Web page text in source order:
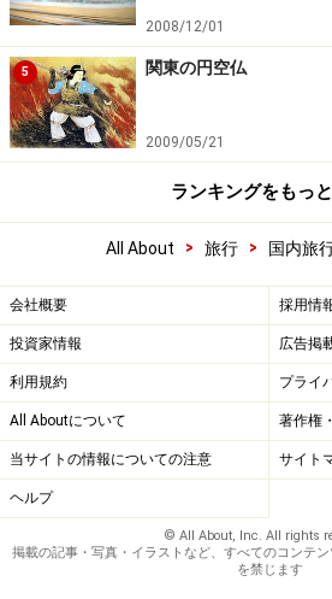
2008/12/01
5 関東の円空仏
2009/05/21
ランキングをもっ
All About > 旅行 > 国内旅
会社概要 採用情
投資家情報 広告掲
利用規約 プライ
All Aboutについて 著作権
当サイトの情報についての注意 サイト
ヘルプ
© All About, Inc. All rights
掲載の記事・写真・イラストなど、すべてのコンテ
を禁じます